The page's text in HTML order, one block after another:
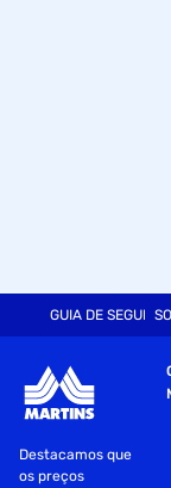
GUIA DE
Destacamos que
os preços